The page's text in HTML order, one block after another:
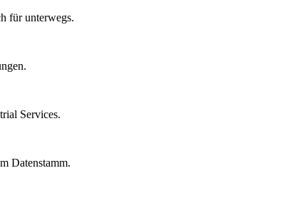
für unterwegs.
Services.
Datenstamm.